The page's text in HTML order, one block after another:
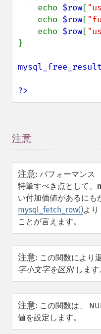
    echo
$row[
    echo
$row[
    echo
$row[
}
mysql_free_result
?>
注意
注意: パフォーマンス
特筆すべき点として、
い付加価値があるにも
mysql_fetch_row()より
ことが言えます。
注意: この関数により
字小文字を区別します
注意: この関数は、
値を設定します。